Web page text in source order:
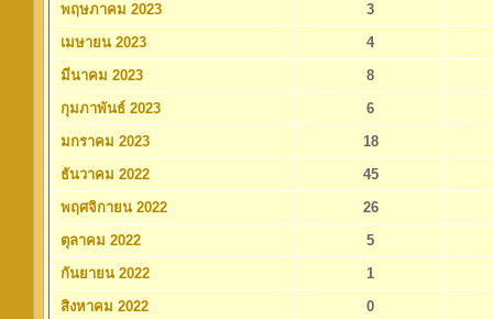
พฤษภาคม 2023
3
เมษายน 2023
4
มีนาคม 2023
8
กุมภาพันธ์ 2023
6
มกราคม 2023
18
ธันวาคม 2022
45
พฤศจิกายน 2022
26
ตุลาคม 2022
5
กันยายน 2022
1
สิงหาคม 2022
0